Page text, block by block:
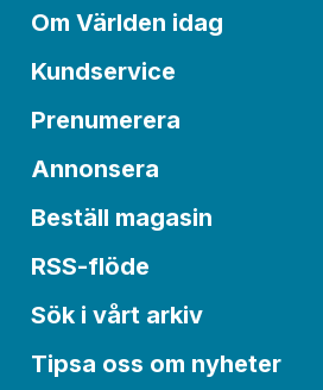
Om Världen idag
Kundservice
Prenumerera
Annonsera
Beställ magasin
RSS-flöde
Sök i vårt arkiv
Tipsa oss om nyheter